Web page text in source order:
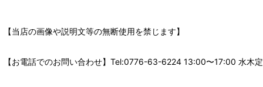
【当店の画像や説明文等の無断使用を禁じます】
【お電話でのお問い合わせ】Tel:0776-63-6224 13:00〜17:00 水木